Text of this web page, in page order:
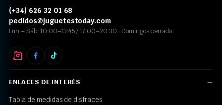
(+34) 626 32 01 68
pedidos@juguetestoday.com
Lun – Sáb: 10:00–13:45 / 17:00–20:30 · Domingos cerrado
ENLACES DE INTERÉS
Tabla de medidas de disfraces